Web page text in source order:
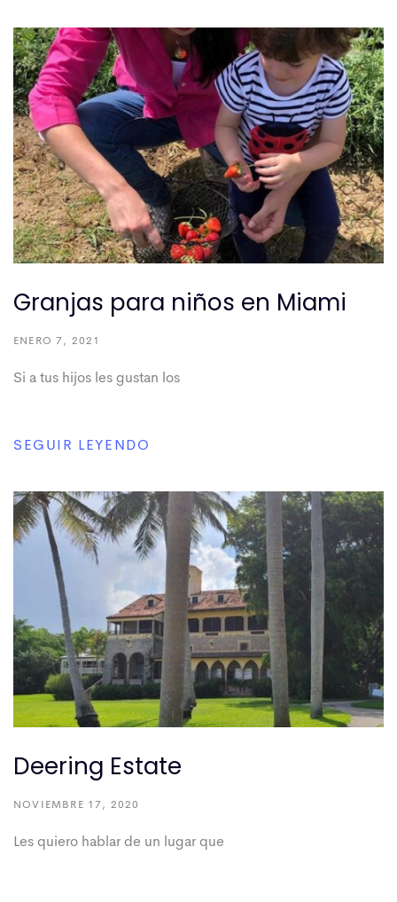
Granjas para niños en Miami
ENERO 7, 2021
Si a tus hijos les gustan los
SEGUIR LEYENDO
Deering Estate
NOVIEMBRE 17, 2020
Les quiero hablar de un lugar que